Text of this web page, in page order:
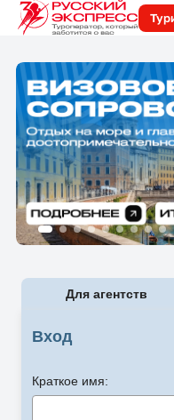
Для агентств
Вход
Краткое имя: